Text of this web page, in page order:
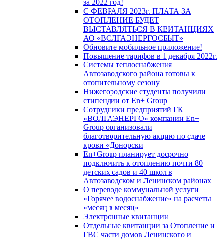
за 2022 год!
С ФЕВРАЛЯ 2023г. ПЛАТА ЗА
ОТОПЛЕНИЕ БУДЕТ
ВЫСТАВЛЯТЬСЯ В КВИТАНЦИЯХ
АО «ВОЛГАЭНЕРГОСБЫТ»
Обновите мобильное приложение!
Повышение тарифов в 1 декабря 2022г.
Системы теплоснабжения
Автозаводского района готовы к
отопительному сезону
Нижегородские студенты получили
стипендии от En+ Group
Сотрудники предприятий ГК
«ВОЛГАЭНЕРГО» компании En+
Group организовали
благотворительную акцию по сдаче
крови «Донорски
En+Group планирует досрочно
подключить к отоплению почти 80
детских садов и 40 школ в
Автозаводском и Ленинском районах
О переводе коммунальной услуги
«Горячее водоснабжение» на расчеты
«месяц в месяц»
Электронные квитанции
Отдельные квитанции за Отопление и
ГВС части домов Ленинского и